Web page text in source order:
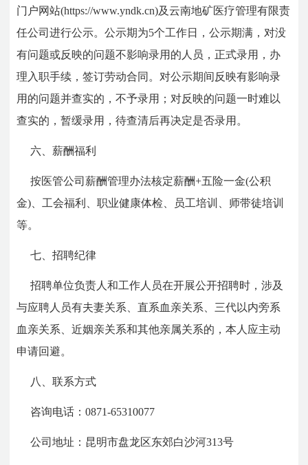
门户网站(https://www.yndk.cn)及云南地矿医疗管理有限责
任公司进行公示。公示期为5个工作日，公示期满，对没
有问题或反映的问题不影响录用的人员，正式录用，办
理入职手续，签订劳动合同。对公示期间反映有影响录
用的问题并查实的，不予录用；对反映的问题一时难以
查实的，暂缓录用，待查清后再决定是否录用。
六、薪酬福利
按医管公司薪酬管理办法核定薪酬+五险一金(公积
金)、工会福利、职业健康体检、员工培训、师带徒培训
等。
七、招聘纪律
招聘单位负责人和工作人员在开展公开招聘时，涉及
与应聘人员有夫妻关系、直系血亲关系、三代以内旁系
血亲关系、近姻亲关系和其他亲属关系的，本人应主动
申请回避。
八、联系方式
咨询电话：0871-65310077
公司地址：昆明市盘龙区东郊白沙河313号